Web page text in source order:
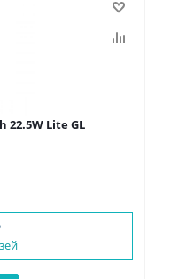
22.5W Lite GL